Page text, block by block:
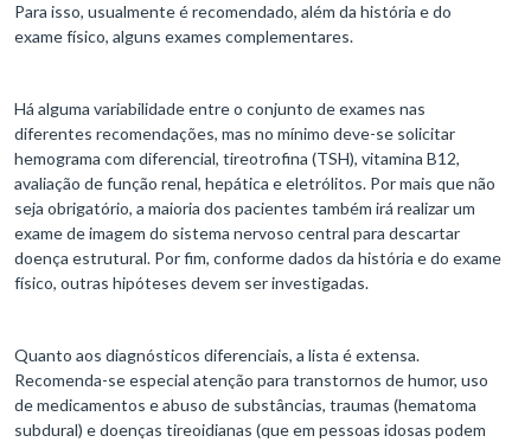
Para isso, usualmente é recomendado, além da história e do
exame físico, alguns exames complementares.
Há alguma variabilidade entre o conjunto de exames nas
diferentes recomendações, mas no mínimo deve-se solicitar
hemograma com diferencial, tireotrofina (TSH), vitamina B12,
avaliação de função renal, hepática e eletrólitos. Por mais que não
seja obrigatório, a maioria dos pacientes também irá realizar um
exame de imagem do sistema nervoso central para descartar
doença estrutural. Por fim, conforme dados da história e do exame
físico, outras hipóteses devem ser investigadas.
Quanto aos diagnósticos diferenciais, a lista é extensa.
Recomenda-se especial atenção para transtornos de humor, uso
de medicamentos e abuso de substâncias, traumas (hematoma
subdural) e doenças tireoidianas (que em pessoas idosas podem